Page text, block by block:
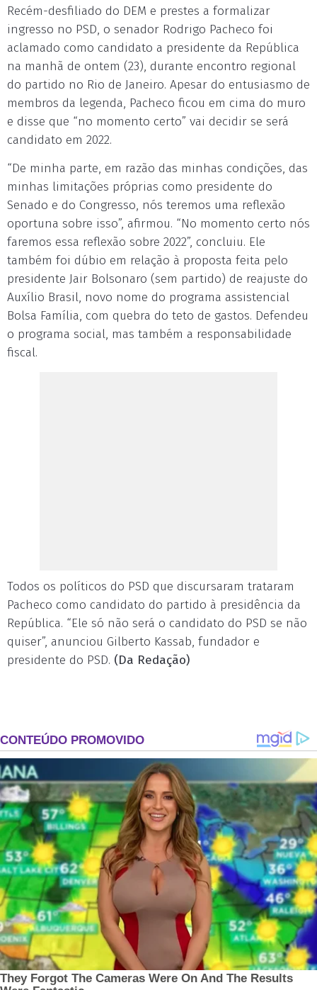
Recém-desfiliado do DEM e prestes a formalizar
ingresso no PSD, o senador Rodrigo Pacheco foi
aclamado como candidato a presidente da República
na manhã de ontem (23), durante encontro regional
do partido no Rio de Janeiro. Apesar do entusiasmo de
membros da legenda, Pacheco ficou em cima do muro
e disse que “no momento certo” vai decidir se será
candidato em 2022.
“De minha parte, em razão das minhas condições, das
minhas limitações próprias como presidente do
Senado e do Congresso, nós teremos uma reflexão
oportuna sobre isso”, afirmou. “No momento certo nós
faremos essa reflexão sobre 2022”, concluiu. Ele
também foi dúbio em relação à proposta feita pelo
presidente Jair Bolsonaro (sem partido) de reajuste do
Auxílio Brasil, novo nome do programa assistencial
Bolsa Família, com quebra do teto de gastos. Defendeu
o programa social, mas também a responsabilidade
fiscal.
Todos os políticos do PSD que discursaram trataram
Pacheco como candidato do partido à presidência da
República. “Ele só não será o candidato do PSD se não
quiser”, anunciou Gilberto Kassab, fundador e
presidente do PSD. (Da Redação)